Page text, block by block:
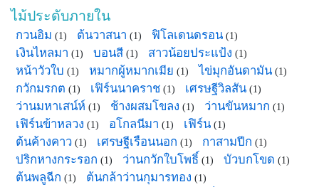
ไม้ประดับภายใน
กวนอิม (1) ต้นวาสนา (1) ฟิโลเดนดรอน (1)
เงินไหลมา (1) บอนสี (1) สาวน้อยประแป้ง (1)
หน้าวัวใบ (1) หมากผู้หมากเมีย (1) ไข่มุกอันดามัน (1)
กวักมรกต (1) เฟิร์นนาคราช (1) เศรษฐีวิลสัน (1)
ว่านมหาเสน์ห์ (1) ช้างผสมโขลง (1) ว่านขันหมาก (1)
เฟิร์นข้าหลวง (1) อโกลนีมา (1) เฟิร์น (1)
ต้นค้างคาว (1) เศรษฐีเรือนนอก (1) กาสามปีก (1)
ปริกหางกระรอก (1) ว่านกวักใบโพธิ์ (1) บัวบกโขด (1)
ต้นพลูฉีก (1) ต้นกล้าว่านกุมารทอง (1)